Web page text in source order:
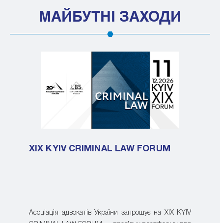
МАЙБУТНІ ЗАХОДИ
XIX KYIV CRIMINAL LAW FORUM
Асоціація адвокатів України запрошує на XIX KYIV